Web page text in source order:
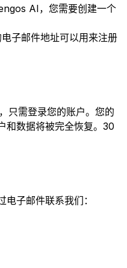
AI，您需要创建一个
子邮件地址可以用来注册
只需登录您的账户。您的
和数据将被完全恢复。30
子邮件联系我们：